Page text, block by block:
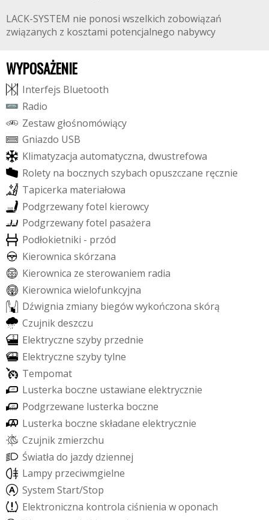
LACK-SYSTEM nie ponosi wszelkich zobowiązań
związanych z kosztami potencjalnego nabywcy
WYPOSAŻENIE
Interfejs Bluetooth
Radio
Zestaw głośnomówiący
Gniazdo USB
Klimatyzacja automatyczna, dwustrefowa
Rolety na bocznych szybach opuszczane ręcznie
Tapicerka materiałowa
Podgrzewanyfotel kierowcy
Podgrzewanyfotel pasażera
Podłokietniki - przód
Kierownica skórzana
Kierownica ze sterowaniem radia
Kierownica wielofunkcyjna
Dźwignia zmiany biegówwykończona skórą
Czujnikdeszczu
Elektryczne szyby przednie
Elektryczne szybytylne
Tempomat
Lusterka boczne ustawiane elektrycznie
Podgrzewane lusterka boczne
Lusterka boczne składane elektrycznie
Czujnik zmierzchu
Światła do jazdydziennej
Lampy przeciwmgielne
System Start/Stop
Elektroniczna kontrola ciśnienia woponach